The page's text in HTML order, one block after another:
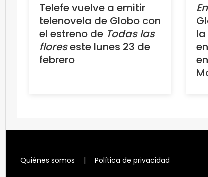
Telefe vuelve a emitir
telenovela de Globo con
el estreno de Todas las
floreseste lunes 23 de
febrero
Quiénes somos | Política de privacidad